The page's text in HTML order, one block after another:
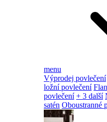
menu
Výprodej povlečení
ložní povlečení
povlečení + 3 další
satén Oboustranné